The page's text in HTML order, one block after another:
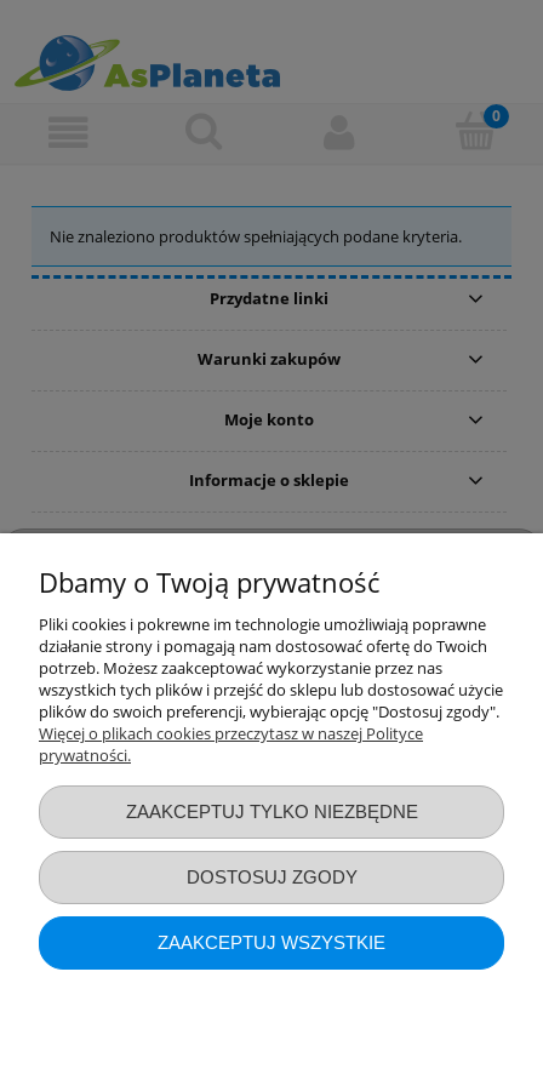
Nie znaleziono produktów spełniających podane kryteria.
Przydatne linki
Warunki zakupów
Moje konto
Informacje o sklepie
Sklep internetowy Shoper.pl
Dbamy o Twoją prywatność
Pliki cookies i pokrewne im technologie umożliwiają poprawne
działanie strony i pomagają nam dostosować ofertę do Twoich
potrzeb. Możesz zaakceptować wykorzystanie przez nas
wszystkich tych plików i przejść do sklepu lub dostosować użycie
plików do swoich preferencji, wybierając opcję "Dostosuj zgody".
Więcej o plikach cookies przeczytasz w naszej Polityce
prywatności.
ZAAKCEPTUJ TYLKO NIEZBĘDNE
DOSTOSUJ ZGODY
ZAAKCEPTUJ WSZYSTKIE